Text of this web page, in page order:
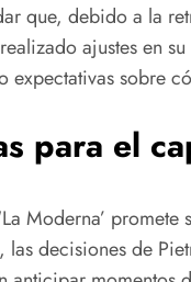
que, debido a la
ajustes en
expectativas sobre
para el
Moderna’
las decisiones de